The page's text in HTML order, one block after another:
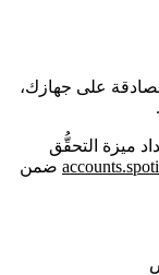
على جهازك،
ميزة التحقُّق
ضمن